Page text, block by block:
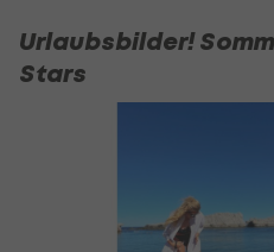
Urlaubsbilder!
Stars